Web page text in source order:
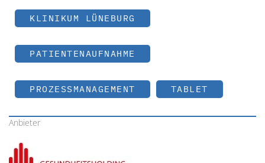
KLINIKUM LÜNEBURG
PATIENTENAUFNAHME
PROZESSMANAGEMENT TABLET
Anbieter